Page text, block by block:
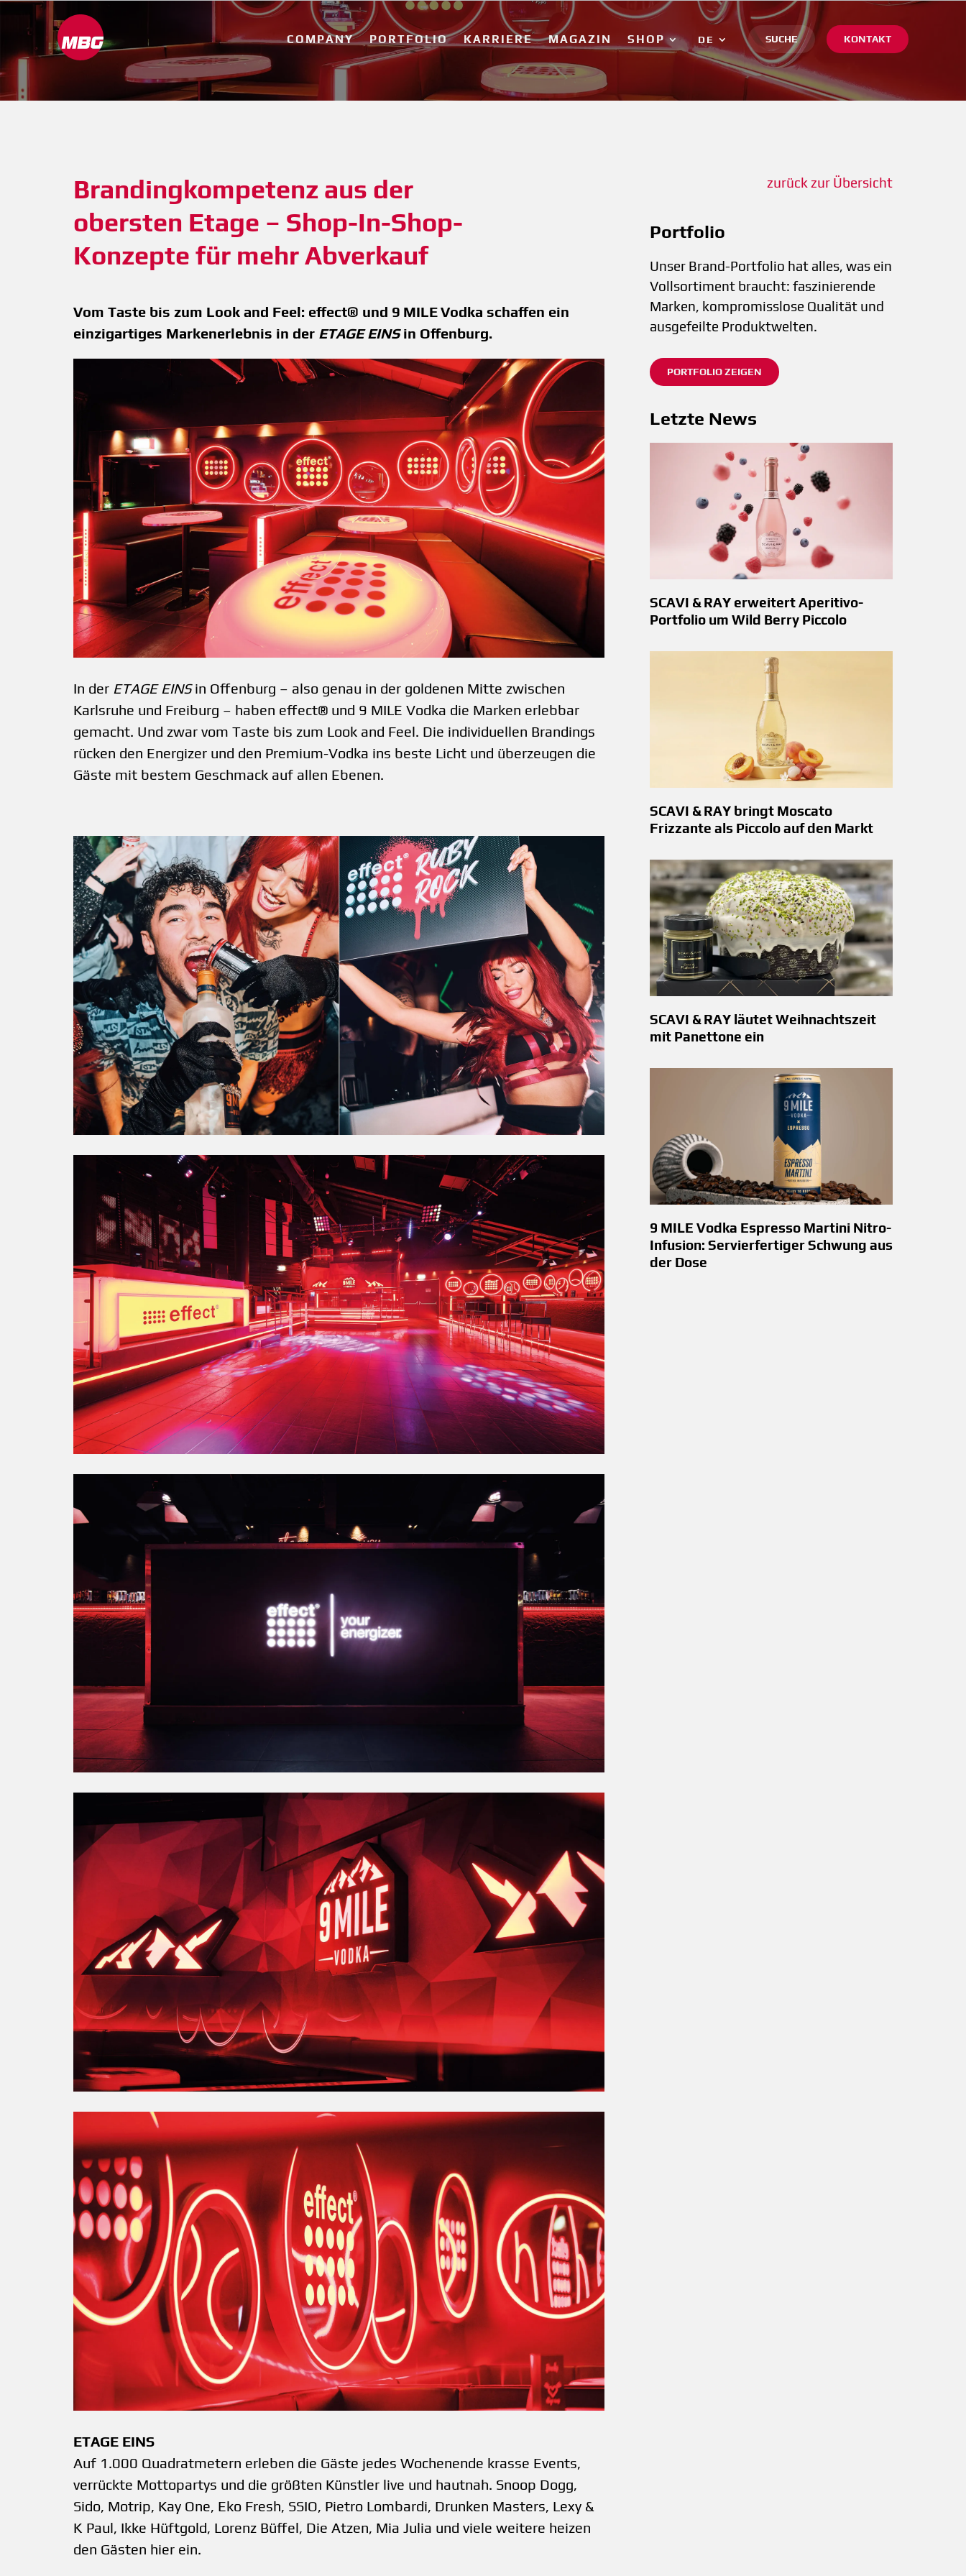
COMPANY PORTFOLIO KARRIERE MAGAZIN SHOP SUCHE KONTAKT
DE
Brandingkompetenz aus der
obersten Etage – Shop-In-Shop-
Konzepte für mehr Abverkauf
Vom Taste bis zum Look and Feel: effect® und 9 MILE Vodka schaffen ein
einzigartiges Markenerlebnis in der ETAGE EINSin Offenburg.
In der ETAGE EINSin Offenburg – also genau in der goldenen ­Mitte zwischen
Karlsruhe und Freiburg – haben effect® und 9 MILE Vodka die Marken erlebbar
gemacht. Und zwar vom Taste bis zum Look and Feel. Die individuellen Brandings
rücken den ­Energizer und den Premium-Vodka ins beste Licht und überzeugen die
Gäste mit bestem Geschmack auf allen Ebenen.
ETAGE EINS
Auf 1.000 Quadratmetern erleben die Gäste jedes Wochenende krasse Events,
verrückte Mottopartys und die größten Künstler live und hautnah. Snoop Dogg,
Sido, ­Motrip, Kay One, Eko Fresh, SSIO, ­Pietro Lombardi, Drunken Masters, Lexy &
K Paul, Ikke Hüftgold, ­Lorenz Büffel, Die Atzen, Mia Julia und viele weitere heizen
den Gästen hier ein.
zurück zur Übersicht
Portfolio
Unser Brand-Portfolio hat alles, was ein
Vollsortiment braucht: faszinierende
Marken, kompromisslose Qualität und
ausgefeilte Produktwelten.
PORTFOLIO ZEIGEN
Letzte News
SCAVI & RAY erweitert Aperitivo-
Portfolio um Wild Berry Piccolo
SCAVI & RAY bringt Moscato
Frizzante als Piccolo auf den Markt
SCAVI & RAY läutet Weihnachtszeit
mit Panettone ein
9 MILE Vodka Espresso Martini Nitro-
Infusion: Servierfertiger Schwung aus
der Dose